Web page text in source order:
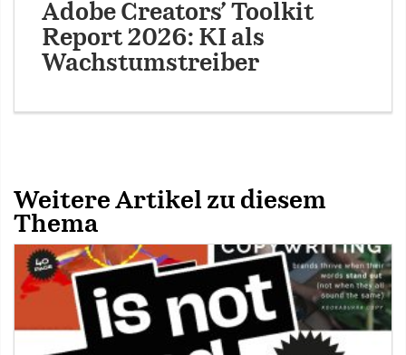
Adobe Creators’ Toolkit
Report 2026: KI als
Wachstumstreiber
Weitere Artikel zu diesem
Thema